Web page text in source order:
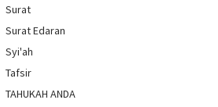
Surat
Surat Edaran
Syi'ah
Tafsir
TAHUKAH ANDA